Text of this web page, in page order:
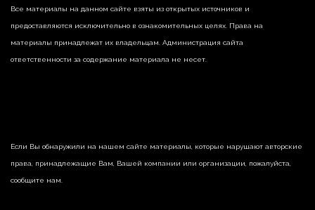
Все материалы на данном сайте взяты из открытых источников и
предоставляются исключительно в ознакомительных целях. Права на
материалы принадлежат их владельцам. Администрация сайта
ответственности за содержание материала не несет.
Если Вы обнаружили на нашем сайте материалы, которые нарушают авторские
права, принадлежащие Вам, Вашей компании или организации, пожалуйста,
сообщите нам.